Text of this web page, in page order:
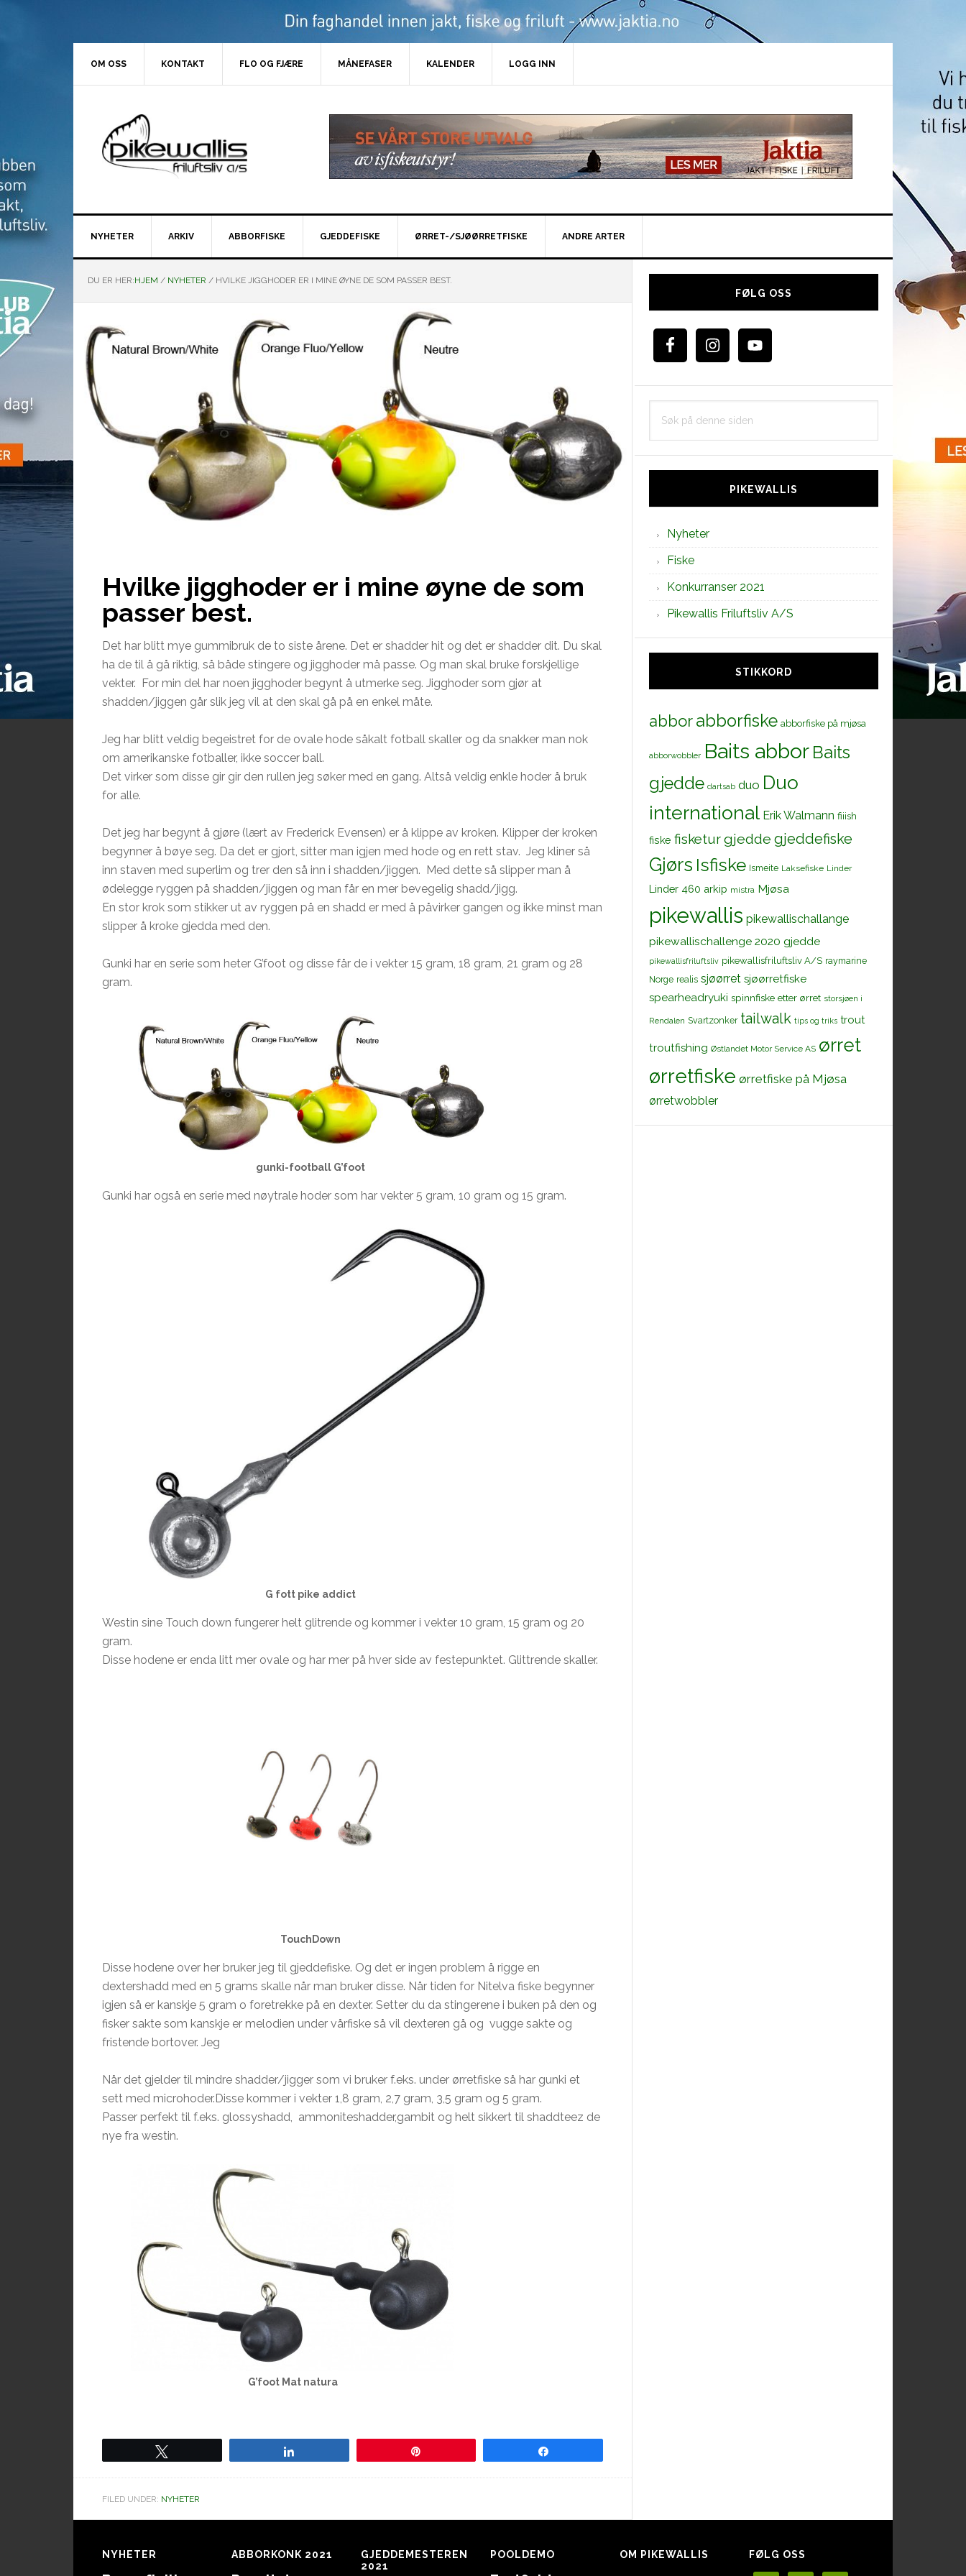
OM OSS KONTAKT FLO OG FJÆRE MÅNEFASER KALENDER LOGG INN
NYHETER ARKIV ABBORFISKE GJEDDEFISKE ØRRET-/SJØØRRETFISKE ANDRE ARTER
DU ER HER:HJEM / NYHETER / HVILKE JIGGHODER ER I MINE ØYNE DE SOM PASSER BEST.
Hvilke jigghoder er i mine øyne de som
passer best.
Det har blitt mye gummibruk de to siste årene. Det er shadder hit og det er shadder dit. Du skal
ha de til å gå riktig, så både stingere og jigghoder må passe. Og man skal bruke forskjellige
vekter. For min del har noen jigghoder begynt å utmerke seg. Jigghoder som gjør at
shadden/jiggen går slik jeg vil at den skal gå på en enkel måte.
Jeg har blitt veldig begeistret for de ovale hode såkalt fotball skaller og da snakker man nok
om amerikanske fotballer, ikke soccer ball.
Det virker som disse gir gir den rullen jeg søker med en gang. Altså veldig enkle hoder å bruk
for alle.
Det jeg har begynt å gjøre (lært av Frederick Evensen) er å klippe av kroken. Klipper der kroken
begynner å bøye seg. Da det er gjort, sitter man igjen med hode og en rett stav. Jeg kliner så
inn staven med superlim og trer den så inn i shadden/jiggen. Med dette så slipper man å
ødelegge ryggen på shadden/jiggen og man får en mer bevegelig shadd/jigg.
En stor krok som stikker ut av ryggen på en shadd er med å påvirker gangen og ikke minst man
slipper å kroke gjedda med den.
Gunki har en serie som heter G’foot og disse får de i vekter 15 gram, 18 gram, 21 gram og 28
gram.
gunki-football G’foot
Gunki har også en serie med nøytrale hoder som har vekter 5 gram, 10 gram og 15 gram.
G fott pike addict
Westin sine Touch down fungerer helt glitrende og kommer i vekter 10 gram, 15 gram og 20
gram.
Disse hodene er enda litt mer ovale og har mer på hver side av festepunktet. Glittrende skaller.
TouchDown
Disse hodene over her bruker jeg til gjeddefiske. Og det er ingen problem å rigge en
dextershadd med en 5 grams skalle når man bruker disse. Når tiden for Nitelva fiske begynner
igjen så er kanskje 5 gram o foretrekke på en dexter. Setter du da stingerene i buken på den og
fisker sakte som kanskje er melodien under vårfiske så vil dexteren gå og vugge sakte og
fristende bortover. Jeg
Når det gjelder til mindre shadder/jigger som vi bruker f.eks. under ørretfiske så har gunki et
sett med microhoder.Disse kommer i vekter 1,8 gram, 2,7 gram, 3,5 gram og 5 gram.
Passer perfekt til f.eks. glossyshadd, ammoniteshadder,gambit og helt sikkert til shaddteez de
nye fra westin.
G’foot Mat natura
FILED UNDER: NYHETER
Hoved
FØLG OSS
PIKEWALLIS
Nyheter
Fiske
Konkurranser 2021
Pikewallis Friluftsliv A/S
STIKKORD
abborabborfiske abborfiske på mjøsa
abborwobbler Baits abbor Baits
gjedde dartsab duo Duo
international Erik Walmann fiiish
fiske fisketurgjedde gjeddefiske
Gjørs Isfiske Ismeite Laksefiske Linder
Linder 460 arkip mistra Mjøsa
pikewallis pikewallischallange
pikewallischallenge 2020 gjedde
pikewallisfriluftsliv pikewallisfriluftsliv A/S raymarine
Norge realis sjøørret sjøørretfiske
spearheadryuki spinnfiske etter ørret storsjøen i
Rendalen Svartzonker tailwalk tips og triks trout
troutfishing Østlandet Motor Service AS ørret
ørretfiske ørretfiske på Mjøsa
ørretwobbler
Footer
NYHETER ABBORKONK 2021
GJEDDEMESTEREN
2021
POOLDEMO OM PIKEWALLIS FØLG OSS